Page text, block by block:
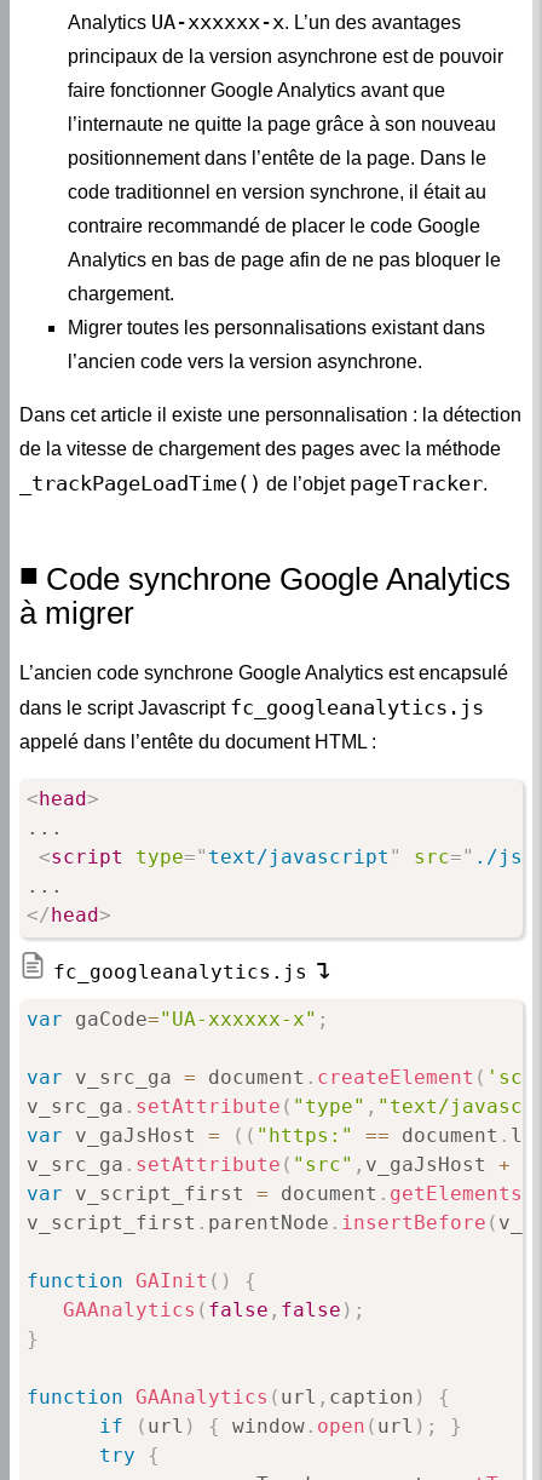
Analytics UA-xxxxxx-x. L’un des avantages
principaux de la version asynchrone est de pouvoir
faire fonctionner Google Analytics avant que
l’internaute ne quitte la page grâce à son nouveau
positionnement dans l’entête de la page. Dans le
code traditionnel en version synchrone, il était au
contraire recommandé de placer le code Google
Analytics en bas de page afin de ne pas bloquer le
chargement.
Migrer toutes les personnalisations existant dans
l’ancien code vers la version asynchrone.
Dans cet article il existe une personnalisation : la détection
de la vitesse de chargement des pages avec la méthode
_trackPageLoadTime() de l’objet pageTracker.
Code synchrone Google Analytics
à migrer
L’ancien code synchrone Google Analytics est encapsulé
dans le script Javascript fc_googleanalytics.js
appelé dans l’entête du document HTML :
<head>
...
<script type=" text/javascript " src=" ./js/
</head>
fc_googleanalytics.js
var gaCode="UA-xxxxxx-x" ;
var v_src_ga = document . createElement (
v_src_ga . setAttribute ( "type" , "text/
var v_gaJsHost = ( ( "https:" == document .
v_src_ga . setAttribute ( "src" , v_gaJsHost +
var v_script_first = document .
v_script_first . parentNode . insertBefore (
function GAInit ( )
{
GAAnalytics ( false , false ) ;
}
function GAAnalytics ( url , caption )
{
if
( url ) { window. open ( url ) ;
}
try
{